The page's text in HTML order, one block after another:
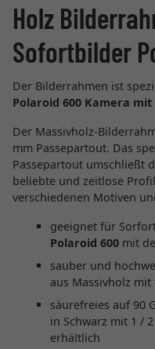
Holz
Sofortbilder
Der Bilderrahmen ist
Polaroid 600 Kamera mit
Der Massivholz-
mm Passepartout. Das
Passepartout umschließt
beliebte und zeitlose
verschiedenen Motiven
geeignet für
Polaroid 600 mit
sauber und
aus Massivholz
säurefreies auf 90
in Schwarz mit 1 /
erhältlich